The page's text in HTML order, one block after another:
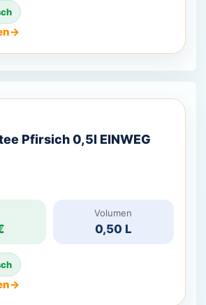
oder klassischen Pfirsich-Eistee
→
Pfirsich 0,5l EINWEG
Volumen
0,50 L
→